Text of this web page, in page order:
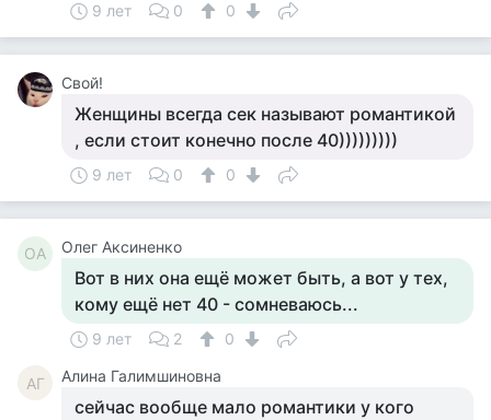
9 лет 0 0
Свой!
Женщины всегда сек называют романтикой
, если стоит конечно после 40)))))))))
9 лет 0 0
ОА Олег Аксиненко
Вот в них она ещё может быть, а вот у тех,
кому ещё нет 40 - сомневаюсь...
9 лет 2 0
АГ Алина Галимшиновна
сейчас вообще мало романтики у кого